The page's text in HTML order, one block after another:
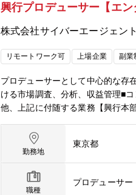
興行プロデューサー【エン
株式会社サイバーエージェント
リモートワーク可 上場企業 副業
プロデューサーとして中心的な存
ける市場調査、分析、収益管理■
他、上記に付随する業務【興行本
を行ってまいりましたが、近年
『Creator Dream Fes ～produced
にご視聴いただきました。また、
レス事業会社CyberFightでは武藤
東京ドーム大会にて開催し、様
勤務地
東京都
職種
プロデューサー